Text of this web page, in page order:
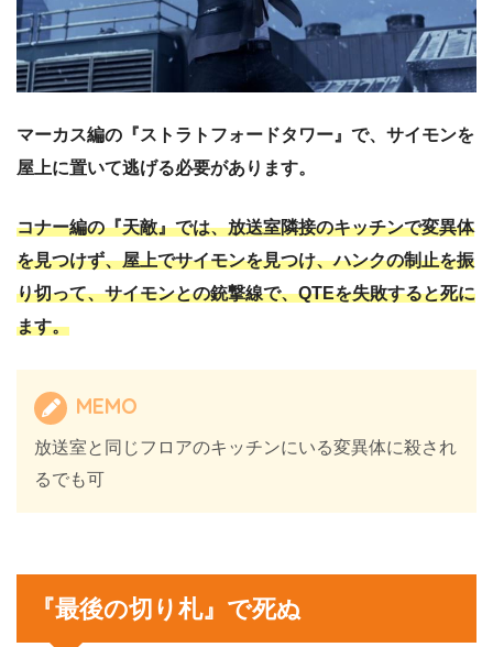
マーカス編の『ストラトフォードタワー』で、サイモンを
屋上に置いて逃げる必要があります。
コナー編の『天敵』では、放送室隣接のキッチンで変異体
を見つけず、屋上でサイモンを見つけ、ハンクの制止を振
り切って、サイモンとの銃撃線で、QTEを失敗すると死に
ます。
MEMO
放送室と同じフロアのキッチンにいる変異体に殺され
るでも可
『最後の切り札』で死ぬ